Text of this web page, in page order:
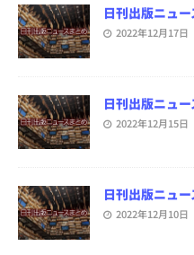
日刊出版ニュ
2022年12月17日
日刊出版ニュ
2022年12月15日
日刊出版ニュ
2022年12月10日